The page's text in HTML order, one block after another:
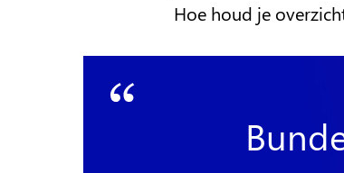
Hoe houd je